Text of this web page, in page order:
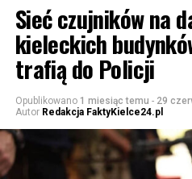
Sieć czujników na
kieleckich
trafią do Policji
Opublikowano 1 miesiąc temu - 29
Autor Redakcja FaktyKielce24.pl